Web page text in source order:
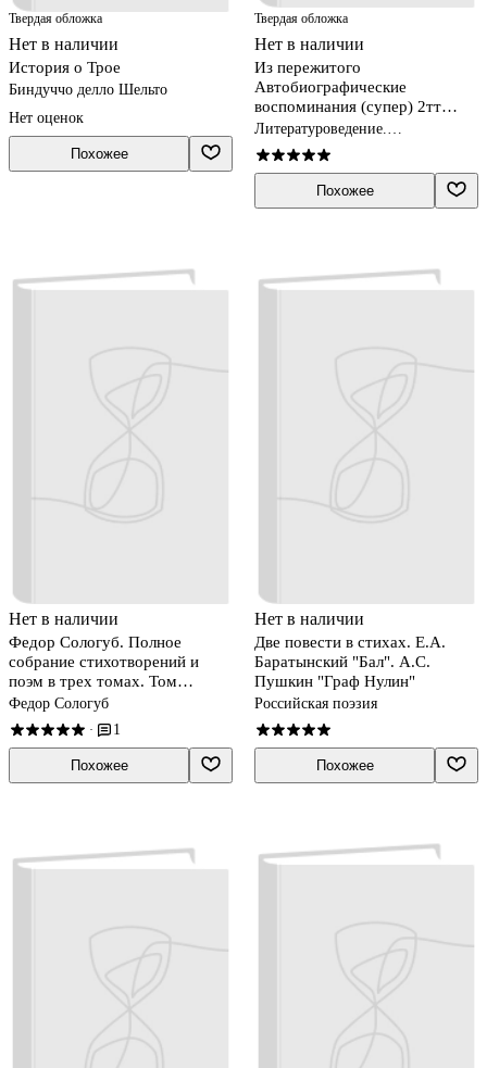
Твердая обложка
Нет в наличии
История о Трое
Биндуччо делло Шельто
Нет оценок
Похожее
Твердая обложка
Нет в наличии
Из пережитого
Автобиографические
воспоминания (супер) 2тт
(компл. 2кн.) (ЛитПам)
Гиляров-Платонов
Литературоведение.
Фольклористика
Похожее
Нет в наличии
Федор Сологуб. Полное
собрание стихотворений и
поэм в трех томах. Том
третий. Стихотворения и
поэмы. 1914-1927
Федор Сологуб
· 1
Похожее
Нет в наличии
Две повести в стихах. Е.А.
Баратынский "Бал". А.С.
Пушкин "Граф Нулин"
Российская поэзия
Похожее